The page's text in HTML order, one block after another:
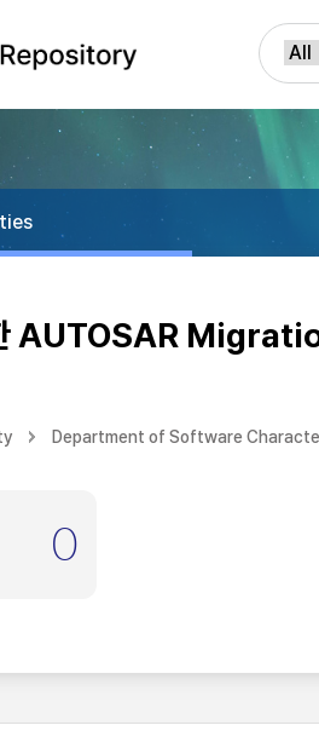
AUTOSAR
Department of Software
0